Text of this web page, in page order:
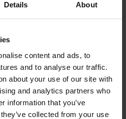
Details About
content and ads, to
and to analyse our traffic.
about your use of our site with
and analytics partners who
information that you’ve
collected from your use